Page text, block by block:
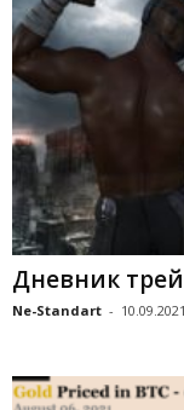
Дневник
Ne-Standart - 10.09.2021